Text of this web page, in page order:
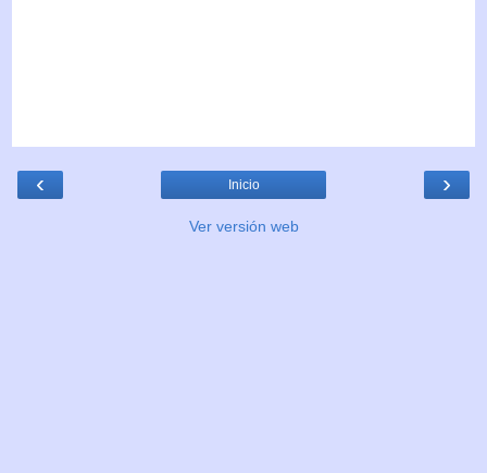
‹ ›
Inicio
Ver versión web